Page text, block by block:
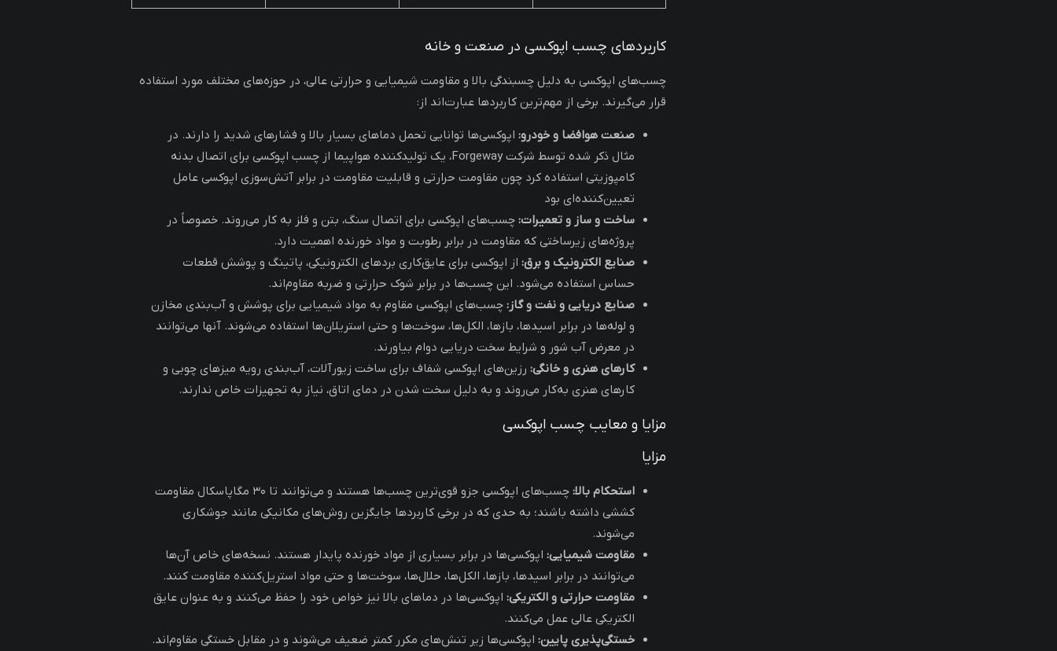
کاربردهای چسب اپوکسی در صنعت و خانه
چسب‌های اپوکسی به دلیل چسبندگی بالا و مقاومت شیمیایی و حرارتی عالی، در حوزه‌های مختلف مورد استفاده
قرار می‌گیرند. برخی از مهم‌ترین کاربردها عبارت‌اند از:
صنعت هوافضا و خودرو: اپوکسی‌ها توانایی تحمل دماهای بسیار بالا و فشارهای شدید را دارند. در
مثال ذکر شده توسط شرکت Forgeway، یک تولیدکننده هواپیما از چسب اپوکسی برای اتصال بدنه
کامپوزیتی استفاده کرد چون مقاومت حرارتی و قابلیت مقاومت در برابر آتش‌سوزی اپوکسی عامل
تعیین‌کننده‌ای بود
ساخت و ساز و تعمیرات: چسب‌های اپوکسی برای اتصال سنگ، بتن و فلز به کار می‌روند. خصوصاً در
پروژه‌های زیرساختی که مقاومت در برابر رطوبت و مواد خورنده اهمیت دارد.
صنایع الکترونیک و برق: از اپوکسی برای عایق‌کاری بردهای الکترونیکی، پاتینگ و پوشش قطعات
حساس استفاده می‌شود. این چسب‌ها در برابر شوک حرارتی و ضربه مقاوم‌اند.
صنایع دریایی و نفت و گاز: چسب‌های اپوکسی مقاوم به مواد شیمیایی برای پوشش و آب‌بندی مخازن
و لوله‌ها در برابر اسیدها، بازها، الکل‌ها، سوخت‌ها و حتی استریلان‌ها استفاده می‌شوند. آنها می‌توانند
در معرض آب شور و شرایط سخت دریایی دوام بیاورند.
کارهای هنری و خانگی: رزین‌های اپوکسی شفاف برای ساخت زیورآلات، آب‌بندی رویه میزهای چوبی و
کارهای هنری به‌کار می‌روند و به دلیل سخت شدن در دمای اتاق، نیاز به تجهیزات خاص ندارند.
مزایا و معایب چسب اپوکسی
مزایا
استحکام بالا:
چسب‌های اپوکسی جزو قوی‌ترین چسب‌ها هستند و می‌توانند تا ۳۰ مگاپاسکال مقاومت
کششی داشته باشند؛ به حدی که در برخی کاربردها جایگزین روش‌های مکانیکی مانند جوشکاری
می‌شوند.
مقاومت شیمیایی: اپوکسی‌ها در برابر بسیاری از مواد خورنده پایدار هستند. نسخه‌های خاص آن‌ها
می‌توانند در برابر اسیدها، بازها، الکل‌ها، حلال‌ها، سوخت‌ها و حتی مواد استریل‌کننده مقاومت کنند.
مقاومت حرارتی و الکتریکی: اپوکسی‌ها در دماهای بالا نیز خواص خود را حفظ می‌کنند و به عنوان عایق
الکتریکی عالی عمل می‌کنند.
خستگی‌پذیری پایین: اپوکسی‌ها زیر تنش‌های مکرر کمتر ضعیف می‌شوند و در مقابل خستگی مقاوم‌اند.